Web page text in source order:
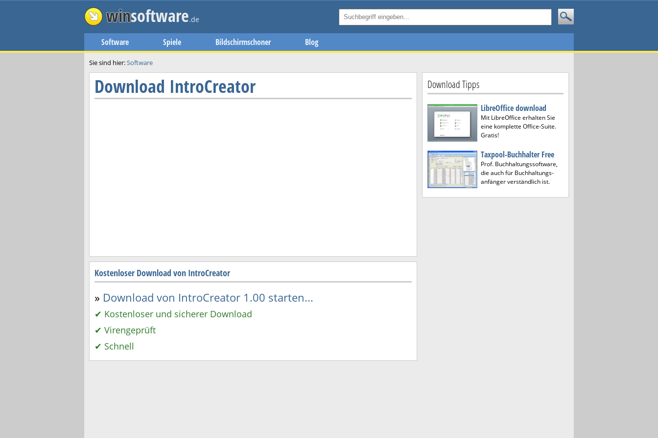
winsoftware.de
Software Spiele Bildschirmschoner Blog
Sie sind hier:Software
Download IntroCreator
Kostenloser Download von IntroCreator
» Download von IntroCreator 1.00 starten...
✔ Kostenloser und sicherer Download
✔ Virengeprüft
✔ Schnell
Download Tipps
LibreOffice download
Mit LibreOffice erhalten Sie
eine komplette Office-Suite.
Gratis!
Taxpool-Buchhalter Free
Prof. Buchhaltungssoftware,
die auch für Buchhaltungs-
anfänger verständlich ist.